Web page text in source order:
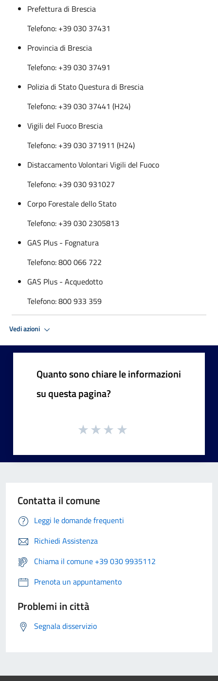
Prefettura di Brescia
Telefono: +39 030 37431
Provincia di Brescia
Telefono: +39 030 37491
Polizia di Stato Questura di Brescia
Telefono: +39 030 37441 (H24)
Vigili del Fuoco Brescia
Telefono: +39 030 371911 (H24)
Distaccamento Volontari Vigili del Fuoco
Telefono: +39 030 931027
Corpo Forestale dello Stato
Telefono: +39 030 2305813
GAS Plus - Fognatura
Telefono: 800 066 722
GAS Plus - Acquedotto
Telefono: 800 933 359
Vedi azioni
Quanto sono chiare le informazioni
su questa pagina?
Contatta il comune
Leggi le domande frequenti
Richiedi Assistenza
Chiama il comune +39 030 9935112
Prenota un appuntamento
Problemi in città
Segnala disservizio